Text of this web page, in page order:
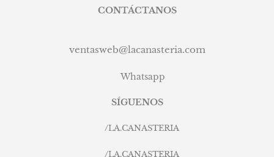
CONTÁCTANOS
ventasweb@lacanasteria.com
Whatsapp
SÍGUENOS
/LA.CANASTERIA
/LA.CANASTERIA